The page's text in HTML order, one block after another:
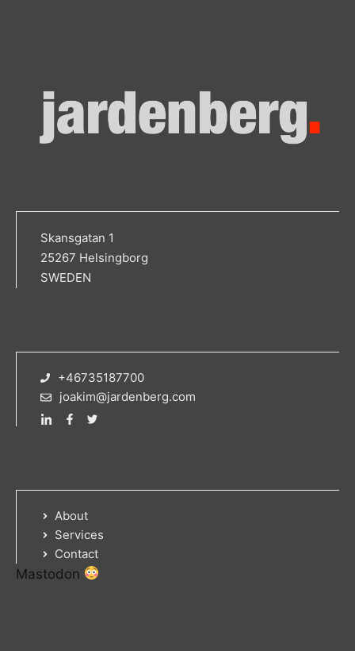
Skansgatan 1
25267 Helsingborg
SWEDEN
+46735187700
joakim@jardenberg.com
About
Services
Contact
Mastodon